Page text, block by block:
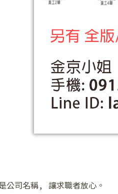
公司名稱, 讓求職者放心。